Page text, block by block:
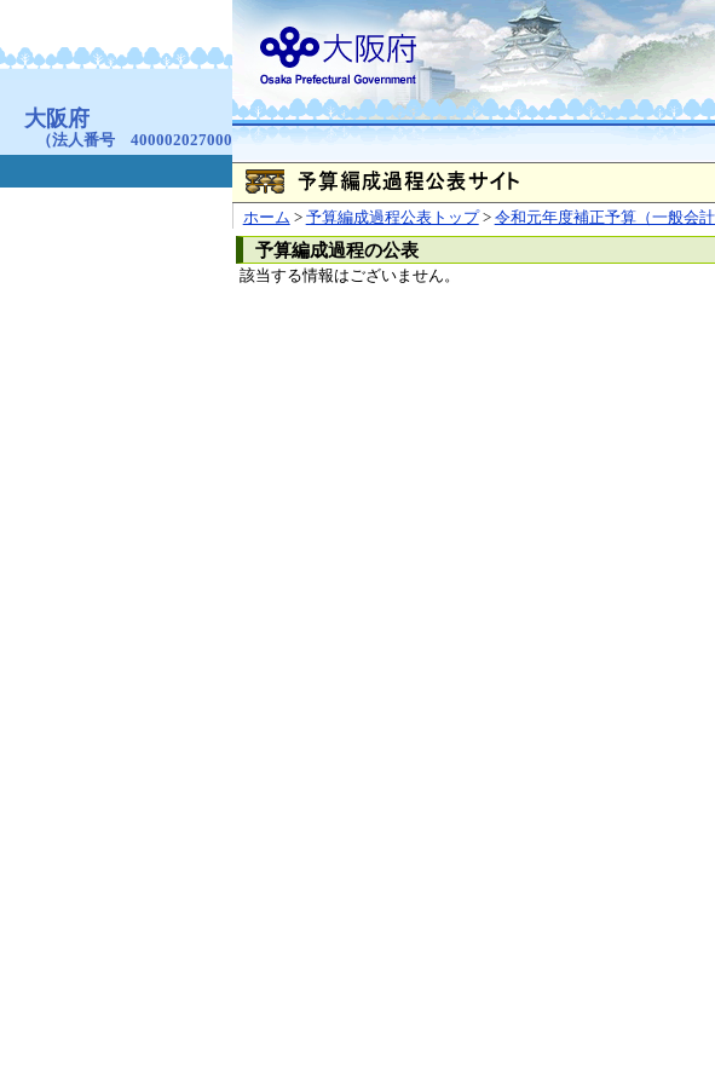
ホーム > 予算編成過程公表トップ> 令和元年度補正予算（一般会
予算編成過程の公表
該当する情報はございません。
お問合せ 個人情報の取り扱いについて
大阪府
（法人番号 4000020270008）
本庁 〒540-8570 大阪市中央区大手前2丁目
咲洲庁舎
〒559-8555 大阪市住之江区南港北1-14-16
© Copyright 2003-2026 Osaka Prefecture,All rights